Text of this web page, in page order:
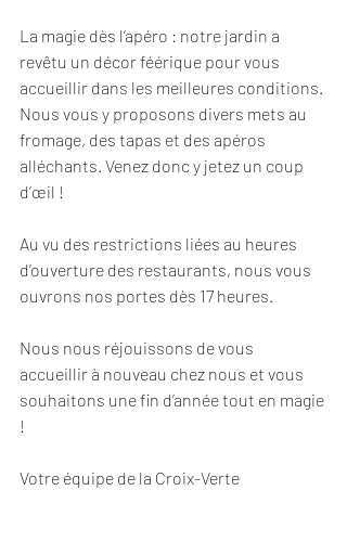
La magie dès l’apéro : notre jardin a
revêtu un décor féérique pour vous
accueillir dans les meilleures conditions.
Nous vous y proposons divers mets au
fromage, des tapas et des apéros
alléchants. Venez donc y jetez un coup
d’œil !
Au vu des restrictions liées au heures
d’ouverture des restaurants, nous vous
ouvrons nos portes dès 17 heures.
Nous nous réjouissons de vous
accueillir à nouveau chez nous et vous
souhaitons une fin d’année tout en magie
!
Votre équipe de la Croix-Verte